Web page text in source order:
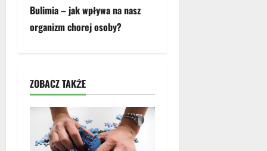
b
a
z
w
p
Bulimia – jak wpływa na nasz
organizm chorej osoby?
ZOBACZ TAKŻE